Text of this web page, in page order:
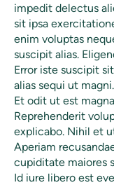
impedit delectus
sit ipsa
enim voluptas
suscipit alias.
Error iste suscipit
alias sequi ut
Et odit ut est
Reprehenderit
explicabo. Nihil et
Aperiam
cupiditate maiores
Id iure libero est